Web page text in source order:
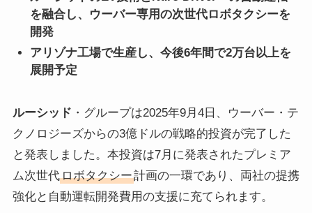
を融合し、ウーバー専用の次世代ロボタクシーを
開発
アリゾナ工場で生産し、今後6年間で2万台以上を
展開予定
ルーシッド ・グループは2025年9月4日、ウーバー・テ
クノロジーズからの3億ドルの戦略的投資が完了した
と発表しました。本投資は7月に発表されたプレミア
ム次世代ロボタクシー計画の一環であり、両社の提携
強化と自動運転開発費用の支援に充てられます。